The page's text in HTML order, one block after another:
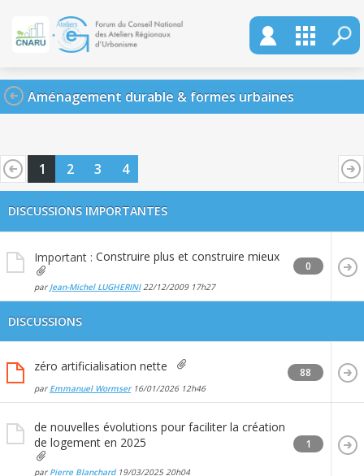
Aménagement durable & formes urbaines
1 2 3 4
DISCUSSIONS IMPORTANTES
Important : Construire plus et construire mieux
par Jean-Michel LUGHERINI22/12/2009 17h27
0
DISCUSSIONS
zéro artificialisation nette
par Emmanuel Wormser16/01/2026 12h46
88
de nouvelles évolutions pour faciliter la création
de logement en 2025
par Pierre Blanchard19/03/202520h04
1